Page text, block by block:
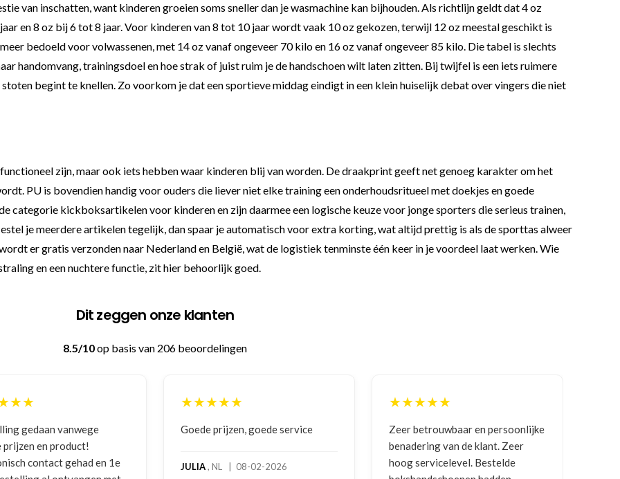
van inschatten, want kinderen groeien soms sneller dan je wasmachine kan bijhouden. Als richtlijn geldt dat 4 oz
en 8 oz bij 6 tot 8 jaar. Voor kinderen van 8 tot 10 jaar wordt vaak 10 oz gekozen, terwijl 12 oz meestal geschikt is
bedoeld voor volwassenen, met 14 oz vanaf ongeveer 70 kilo en 16 oz vanaf ongeveer 85 kilo. Die tabel is slechts
handomvang, trainingsdoel en hoe strak of juist ruim je de handschoen wilt laten zitten. Bij twijfel is een iets ruimere
begint te knellen. Zo voorkom je dat een sportieve middag eindigt in een klein huiselijk debat over vingers die niet
zijn, maar ook iets hebben waar kinderen blij van worden. De draakprint geeft net genoeg karakter om het
PU is bovendien handig voor ouders die liever niet elke training een onderhoudsritueel met doekjes en goede
categorie kickboksartikelen voor kinderen en zijn daarmee een logische keuze voor jonge sporters die serieus trainen,
je meerdere artikelen tegelijk, dan spaar je automatisch voor extra korting, wat altijd prettig is als de sporttas alweer
er gratis verzonden naar Nederland en België, wat de logistiek tenminste één keer in je voordeel laat werken. Wie
en een nuchtere functie, zit hier behoorlijk goed.
Dit zeggen onze klanten
8.5/10op basis van 206 beoordelingen
prijzen, goede service
, NL | 08-02-2026
★★★★★
Zeer betrouwbaar en persoonlijke
hoog servicelevel. Bestelde
★★★★★
Goede communicatie, artikel goed
ontvangen